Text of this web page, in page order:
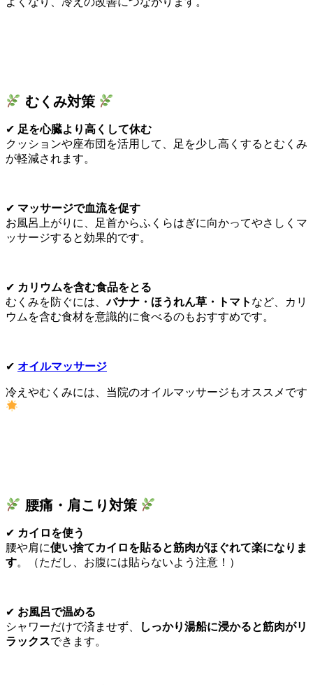
むくみ対策
✔ 足を心臓より高くして休む
クッションや座布団を活用して、足を少し高くするとむくみ
が軽減されます。
✔ マッサージで血流を促す
お風呂上がりに、足首からふくらはぎに向かってやさしくマ
ッサージすると効果的です。
✔ カリウムを含む食品をとる
むくみを防ぐには、バナナ・ほうれん草・トマト など、カリ
ウムを含む食材を意識的に食べるのもおすすめです。
✔ オイルマッサージ
冷えやむくみには、当院のオイルマッサージもオススメです
腰痛・肩こり対策
✔ カイロを使う
腰や肩に使い捨てカイロを貼ると筋肉がほぐれて楽になりま
す。（ただし、お腹には貼らないよう注意！）
✔ お風呂で温める
シャワーだけで済ませず、
しっかり湯船に浸かると筋肉がリ
ラックスできます。